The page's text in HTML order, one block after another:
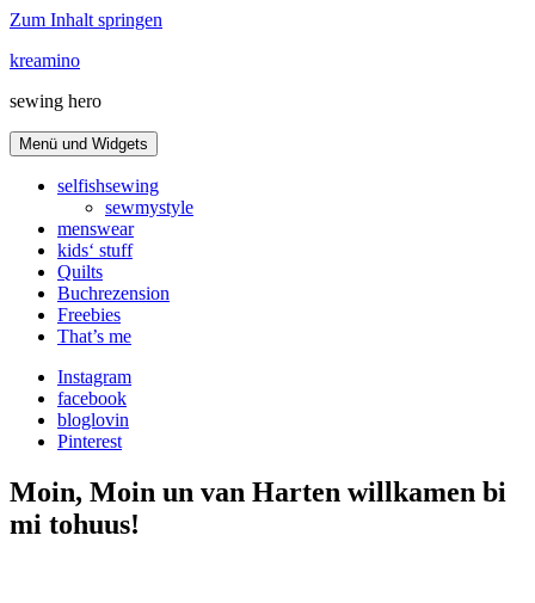
Zum Inhalt springen
kreamino
sewing hero
Menü und Widgets
selfishsewing
sewmystyle
menswear
kids‘ stuff
Quilts
Buchrezension
Freebies
That’s me
Instagram
facebook
bloglovin
Pinterest
Moin, Moin un van Harten willkamen bi
mi tohuus!